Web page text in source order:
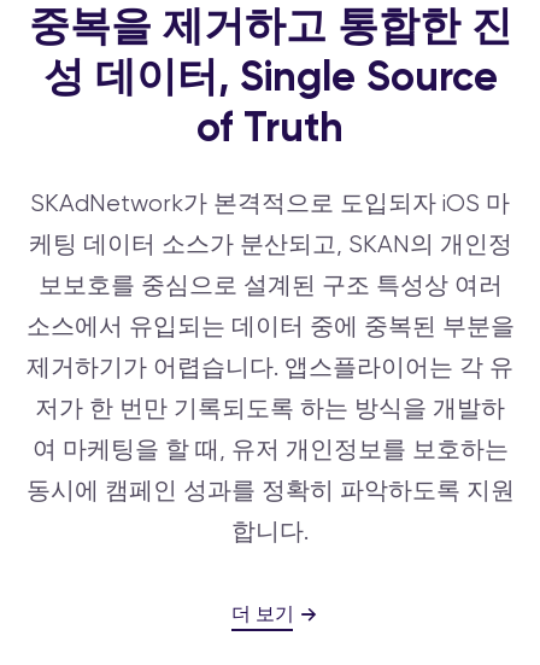
중복을 제거하고 통합한 진
성 데이터, Single Source
of Truth
SKAdNetwork가 본격적으로 도입되자 iOS 마
케팅 데이터 소스가 분산되고, SKAN의 개인정
보보호를 중심으로 설계된 구조 특성상 여러
소스에서 유입되는 데이터 중에 중복된 부분을
제거하기가 어렵습니다. 앱스플라이어는 각 유
저가 한 번만 기록되도록 하는 방식을 개발하
여 마케팅을 할 때, 유저 개인정보를 보호하는
동시에 캠페인 성과를 정확히 파악하도록 지원
합니다.
더 보기